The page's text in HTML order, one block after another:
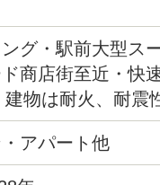
グ・駅前大型ス
商店街至近・快
建物は耐火、耐震
光は予定）・三
も日当たり良好
インターネット
アパート他